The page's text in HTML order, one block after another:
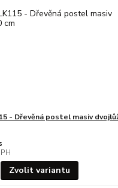
- Dřevěná postel masiv
Zvolit variantu